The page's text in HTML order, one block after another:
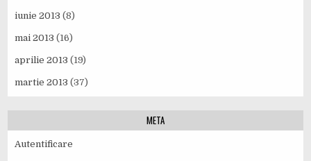
iunie 2013 (8)
mai 2013 (16)
aprilie 2013 (19)
martie 2013 (37)
META
Autentificare